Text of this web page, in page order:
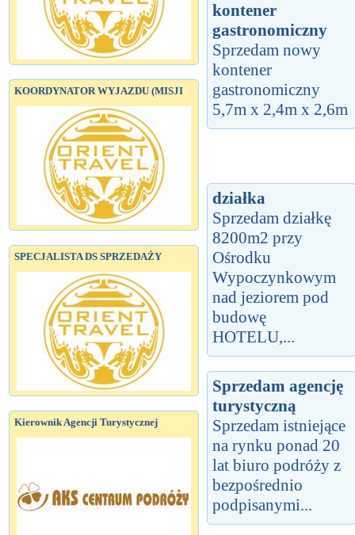
KOORDYNATOR WYJAZDU (MISJI
SPECJALISTA DS SPRZEDAŻY
Kierownik Agencji Turystycznej
kontener
gastronomiczny
Sprzedam nowy
kontener
gastronomiczny
5,7m x 2,4m x 2,6m
działka
Sprzedam działkę
8200m2 przy
Ośrodku
Wypoczynkowym
nad jeziorem pod
budowę
HOTELU,...
Sprzedam agencję
turystyczną
Sprzedam istniejące
na rynku ponad 20
lat biuro podróży z
bezpośrednio
podpisanymi...